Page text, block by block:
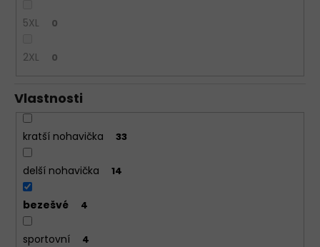
5XL 0
2XL 0
Vlastnosti
kratší nohavička 33
delší nohavička 14
bezešvé 4
sportovní 4